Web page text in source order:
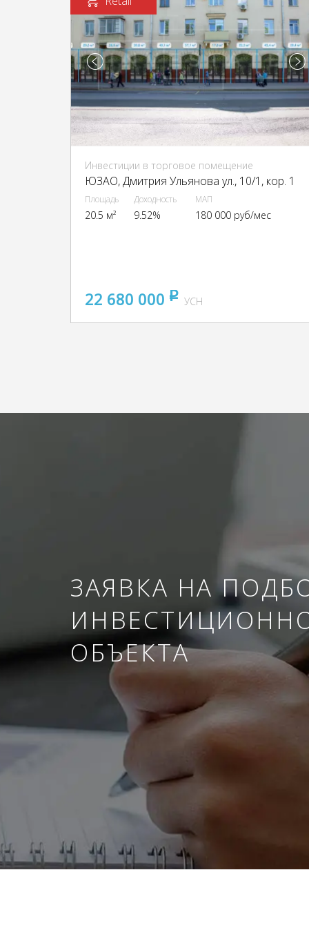
Инвестиции в торговое помещение
ЮЗАО, Дмитрия Ульянова ул., 10/1, кор. 1
Площадь
20.5 м²
Доходность
9.52%
МАП
180 000 руб/мес
22 680 000 pуб
УСН
ЗАЯВКА НА
ОБЪЕКТА